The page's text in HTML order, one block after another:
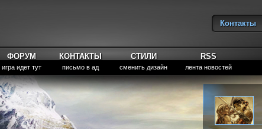
Контакты
ФОРУМ
игра идет тут
КОНТАКТЫ
письмо в ад
СТИЛИ
сменить дизайн
RSS
лента новостей